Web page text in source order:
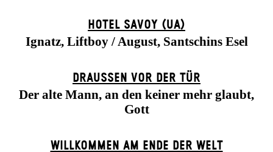
HOTEL SAVOY (UA)
Ignatz, Liftboy / August, Santschins Esel
DRAUSSEN VOR DER TÜR
Der alte Mann, an den keiner mehr glaubt,
Gott
WILLKOMMEN AM ENDE DER WELT